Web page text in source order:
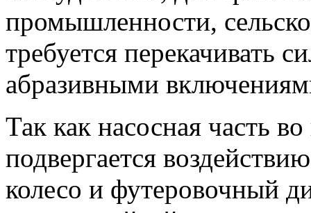
промышленности,
требуется перекачивать
абразивными
Так как насосная часть
подвергается
колесо и футеровочный